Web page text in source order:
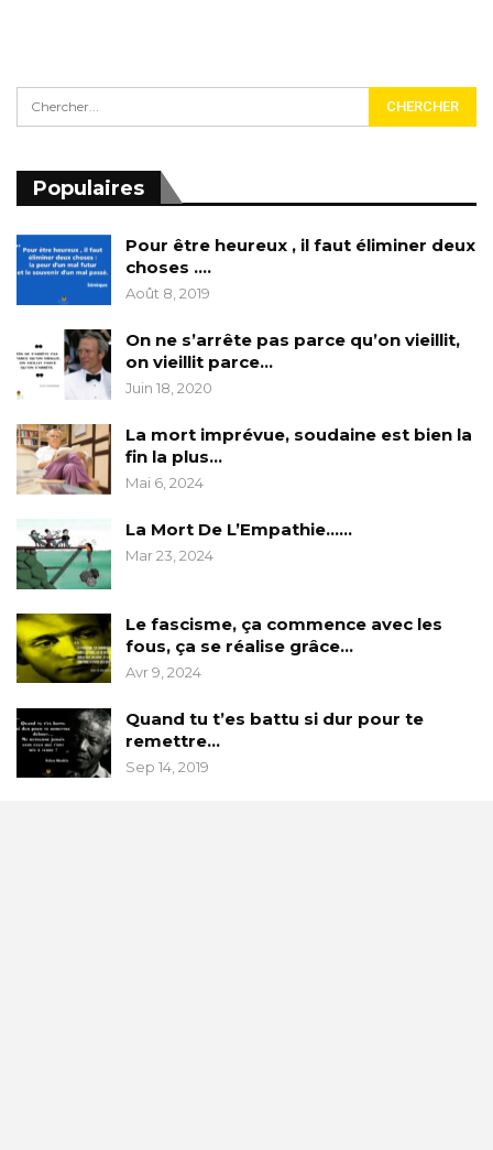
Populaires
Pour être heureux , il faut éliminer deux
choses ….
Août 8, 2019
On ne s’arrête pas parce qu’on vieillit,
on vieillit parce…
Juin 18, 2020
La mort imprévue, soudaine est bien la
fin la plus…
Mai 6, 2024
La Mort De L’Empathie……
Mar 23, 2024
Le fascisme, ça commence avec les
fous, ça se réalise grâce…
Avr 9, 2024
Quand tu t’es battu si dur pour te
remettre…
Sep 14, 2019